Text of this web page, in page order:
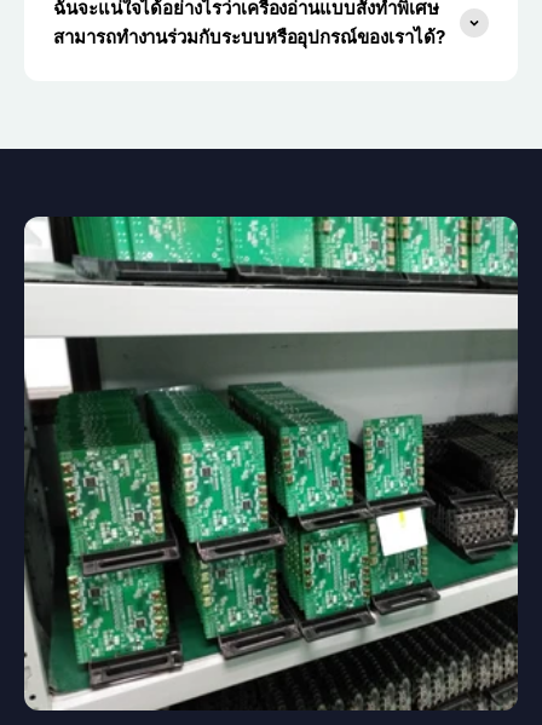
ฉันจะแน่ใจได้อย่างไรว่าเครื่องอ่านแบบสั่งทำพิเศษ
สามารถทำงานร่วมกับระบบหรืออุปกรณ์ของเราได้?